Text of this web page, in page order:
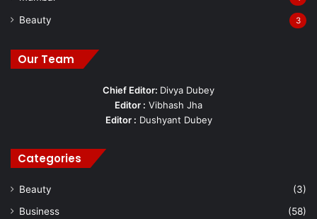
Beauty 3
Our Team
Chief Editor: Divya Dubey
Editor : Vibhash Jha
Editor : Dushyant Dubey
Categories
Beauty
(3)
Business
(58)